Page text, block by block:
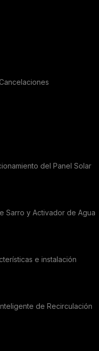
del Panel Solar
Sarro y Activador de Agua
e instalación
de Recirculación